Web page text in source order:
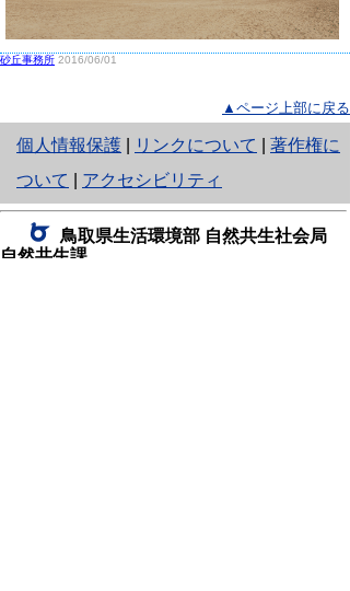
砂丘事務所 2016/06/01
▲ページ上部に戻る
個人情報保護
と
り
ネ
ッ
リンクについて
著作権に
ついて
アクセシビリティ
鳥取県生活環境部 自然共生社会局
自然共生課